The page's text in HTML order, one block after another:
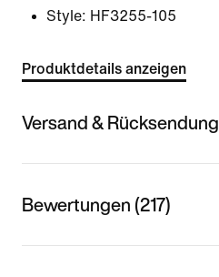
Style: HF3255-105
Produktdetails anzeigen
Versand & Rücksendung
Bewertungen (217)